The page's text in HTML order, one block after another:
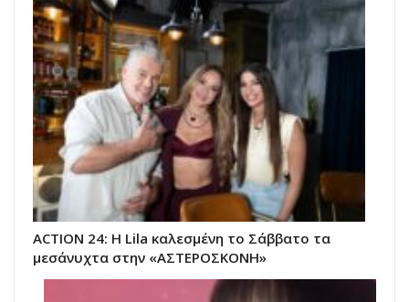
ACTION 24: Η Lila καλεσμένη το Σάββατο τα
μεσάνυχτα στην «ΑΣΤΕΡΟΣΚΟΝΗ»